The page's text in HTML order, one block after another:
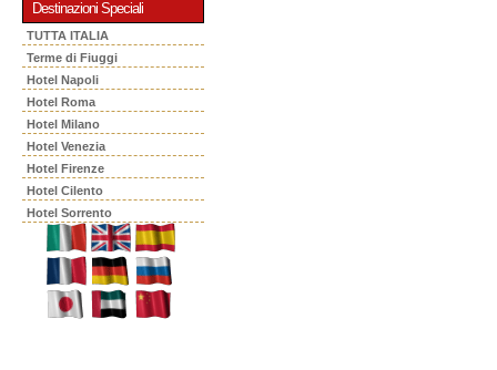
Destinazioni Speciali
TUTTA ITALIA
Terme di Fiuggi
Hotel Napoli
Hotel Roma
Hotel Milano
Hotel Venezia
Hotel Firenze
Hotel Cilento
Hotel Sorrento